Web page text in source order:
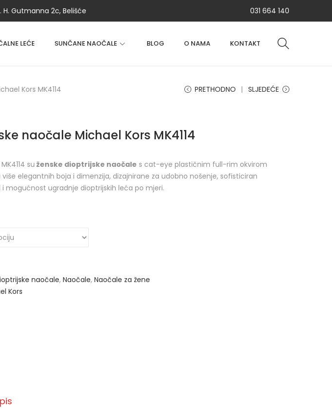
H. Gutmanna 2c, Belišće 031 664 140
LEĆE SUNČANE NAOČALE BLOG O NAMA KONTAKT
Kors MK4114 PRETHODNO SLJEDEĆE
naočale Michael Kors MK4114
suženske dioptrijske naočale s cat-eye plastičnim full-rim okvirom
elegantnih boja i dimenzija, dizajnirane za udobno nošenje, sofisticiran
mogućnost ugradnje dioptrijskih leća po mjeri.
naočale,Naočale,Naočale za žene
Kors